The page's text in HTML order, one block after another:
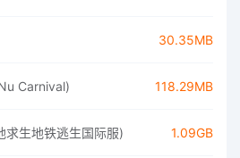
30.35MB
Carnival) 118.29MB
求生地铁逃生国际服) 1.09GB